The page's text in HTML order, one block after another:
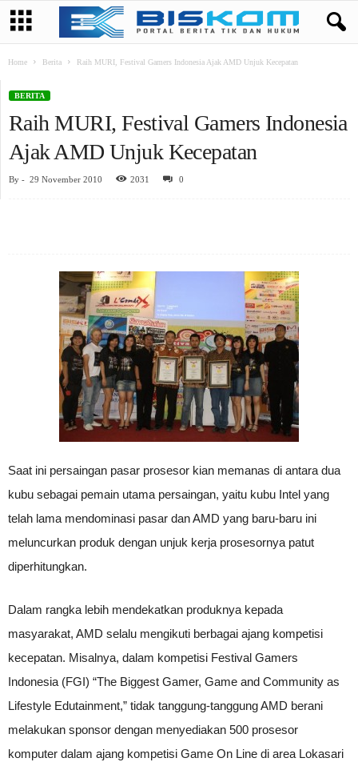
Home Berita Raih MURI, Festival Gamers Indonesia Ajak AMD Unjuk Kecepatan
BERITA
Raih MURI, Festival Gamers Indonesia
Ajak AMD Unjuk Kecepatan
By - 29 November 2010 2031 0
Saat ini persaingan pasar prosesor kian memanas di antara dua
kubu sebagai pemain utama persaingan, yaitu kubu Intel yang
telah lama mendominasi pasar dan AMD yang baru-baru ini
meluncurkan produk dengan unjuk kerja prosesornya patut
diperhitungkan.
Dalam rangka lebih mendekatkan produknya kepada
masyarakat, AMD selalu mengikuti berbagai ajang kompetisi
kecepatan. Misalnya, dalam kompetisi Festival Gamers
Indonesia (FGI) “The Biggest Gamer, Game and Community as
Lifestyle Edutainment,” tidak tanggung-tanggung AMD berani
melakukan sponsor dengan menyediakan 500 prosesor
komputer dalam ajang kompetisi Game On Line di area Lokasari